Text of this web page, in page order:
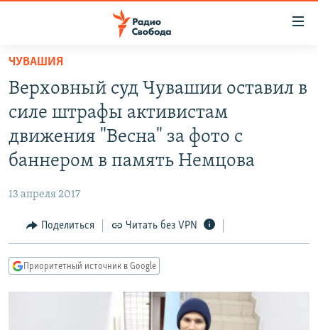
упрощенного
доступа
основному
содержанию
навигации
Вернутся
ПОДКАСТЫ
АВТОРСКИЕ ПРОЕКТЫ
ЦИТАТЫ СВОБОДЫ
КУЛЬТУРА
IDEL.РЕАЛИИ
КАВКАЗ.РЕАЛИИ
ЧУВАШИЯ
Верховный суд Чувашии оставил в
силе штрафы активистам
движения "Весна" за фото с
баннером в память Немцова
13 апреля 2017
Поделиться Читать без VPN
Приоритетный источник в Google